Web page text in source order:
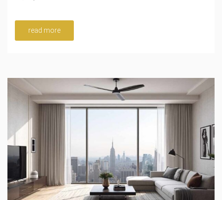
read more